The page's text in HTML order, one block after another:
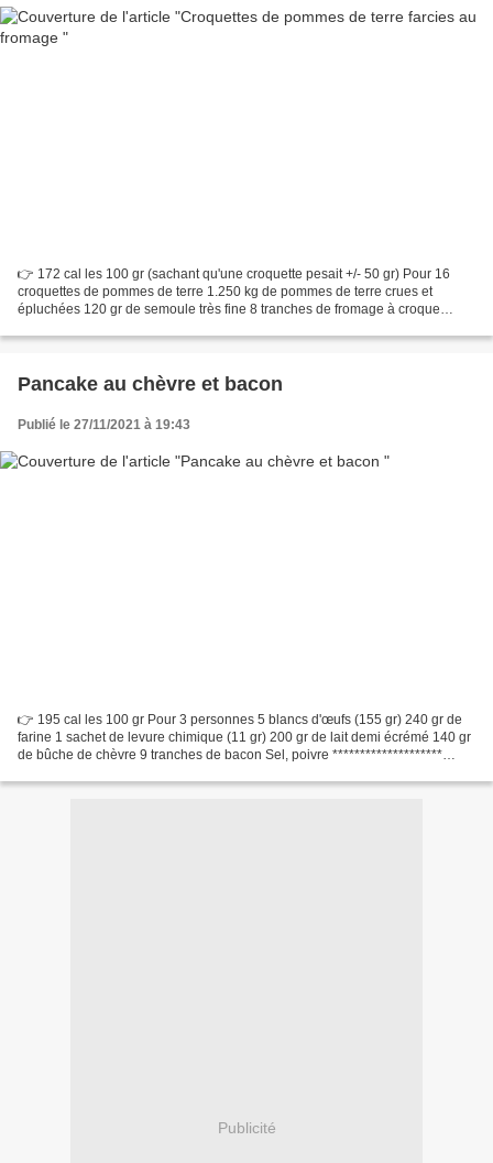
👉 172 cal les 100 gr (sachant qu'une croquette pesait +/- 50 gr) Pour 16
croquettes de pommes de terre 1.250 kg de pommes de terre crues et
épluchées 120 gr de semoule très fine 8 tranches de fromage à croque
Pancake au chèvre et bacon
Publié le 27/11/2021 à 19:43
👉 195 cal les 100 gr Pour 3 personnes 5 blancs d'œufs (155 gr) 240 gr de
farine 1 sachet de levure chimique (11 gr) 200 gr de lait demi écrémé 140 gr
de bûche de chèvre 9 tranches de bacon Sel, poivre ********************
Publicité